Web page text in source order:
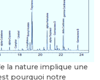
la nature implique une
pourquoi notre